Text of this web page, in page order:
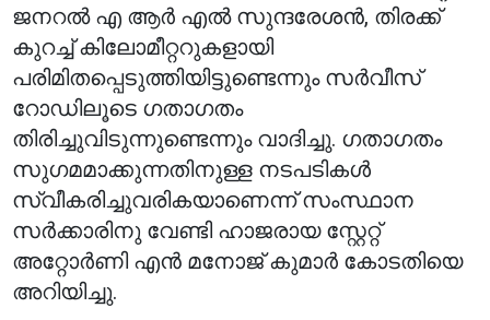
ജനറൽ എ ആർ എൽ സുന്ദരേശൻ, തിരക്ക്
കുറച്ച് കിലോമീറ്ററുകളായി
പരിമിതപ്പെടുത്തിയിട്ടുണ്ടെന്നും സർവീസ്
റോഡിലൂടെ ഗതാഗതം
തിരിച്ചുവിടുന്നുണ്ടെന്നും വാദിച്ചു. ഗതാഗതം
സുഗമമാക്കുന്നതിനുള്ള നടപടികൾ
സ്വീകരിച്ചുവരികയാണെന്ന് സംസ്ഥാന
സർക്കാരിനു വേണ്ടി ഹാജരായ സ്റ്റേറ്റ്
അറ്റോർണി എൻ മനോജ് കുമാർ കോടതിയെ
അറിയിച്ചു.